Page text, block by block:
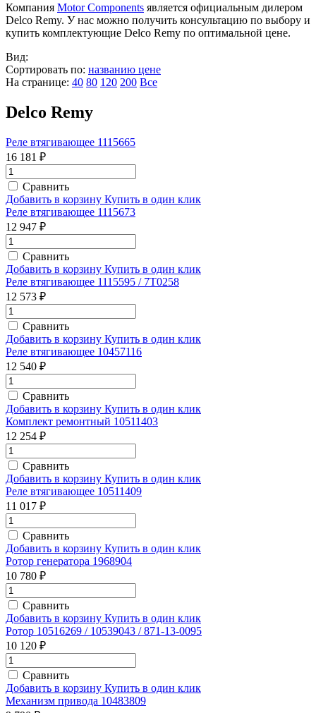
Компания Motor Components является официальным дилером
Delco Remy. У нас можно получить консультацию по выбору и
купить комплектующие Delco Remy по оптимальной цене.
Вид:
Сортировать по: названию цене
На странице: 40 80 120 200 Все
Delco Remy
Реле втягивающее 1115665
16 181 ₽
Сравнить
Добавить в корзину Купить в один клик
Реле втягивающее 1115673
12 947 ₽
Сравнить
Добавить в корзину Купить в один клик
Реле втягивающее 1115595 / 7T0258
12 573 ₽
Сравнить
Добавить в корзину Купить в один клик
Реле втягивающее 10457116
12 540 ₽
Сравнить
Добавить в корзину Купить в один клик
Комплект ремонтный 10511403
12 254 ₽
Сравнить
Добавить в корзину Купить в один клик
Реле втягивающее 10511409
11 017 ₽
Сравнить
Добавить в корзину Купить в один клик
Ротор генератора 1968904
10 780 ₽
Сравнить
Добавить в корзину Купить в один клик
Ротор 10516269 / 10539043 / 871-13-0095
10 120 ₽
Сравнить
Добавить в корзину Купить в один клик
Механизм привода 10483809